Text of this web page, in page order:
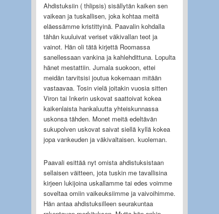
Ahdistuksiin ( thlipsis) sisällytän kaiken sen
vaikean ja tuskallisen, joka kohtaa meitä
eläessämme kristittyinä. Paavalin kohdalla
tähän kuuluivat veriset väkivallan teot ja
vainot. Hän oli tätä kirjettä Roomassa
sanellessaan vankina ja kahlehdittuna. Lopulta
hänet mestattiin. Jumala suokoon, ettei
meidän tarvitsisi joutua kokemaan mitään
vastaavaa. Tosin vielä joitakin vuosia sitten
Viron tai Inkerin uskovat saattoivat kokea
kaikenlaista hankaluutta yhteiskunnassa
uskonsa tähden. Monet meitä edeltävän
sukupolven uskovat saivat siellä kyllä kokea
jopa vankeuden ja väkivaltaisen. kuoleman.
Paavali esittää nyt omista ahdistuksistaan
sellaisen väitteen, jota tuskin me tavallisina
kirjeen lukijoina uskallamme tai edes voimme
soveltaa omiin vaikeuksiimme ja vaivoihimme.
Hän antaa ahdistuksilleen seurakuntaa